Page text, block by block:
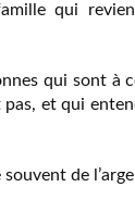
qui
qui sont à
et qui
de